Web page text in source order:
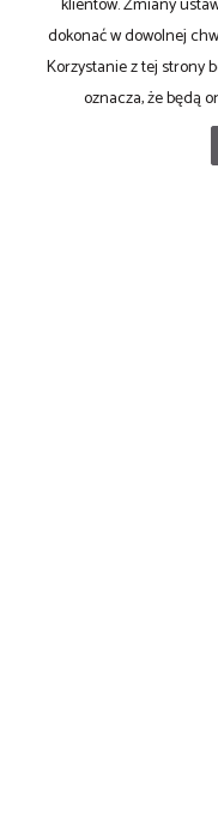
KOD ZABEZPIECZAJĄCY
dokonać w dowolnej
Korzystanie z tej strony
oznacza, że będą